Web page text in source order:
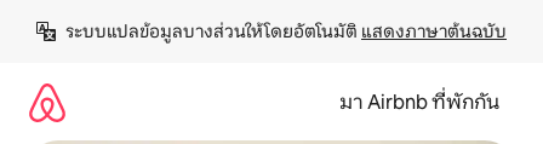
เนื้อหา
ระบบแปลข้อมูลบางส่วนให้โดยอัตโนมัติ แสดงภาษาต้นฉบับ
มา Airbnb ที่พักกัน